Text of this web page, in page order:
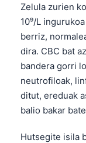
Zelula zurien
10⁹/L
berriz,
dira. CBC bat
bandera gorri
neutrofiloak,
ditut, ereduak
balio bakar
Hutsegite isila